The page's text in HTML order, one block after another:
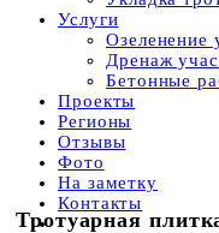
Услуги
Озеленение
Дренаж
Бетонные
Проекты
Регионы
Отзывы
Фото
На заметку
Контакты
Тротуарная